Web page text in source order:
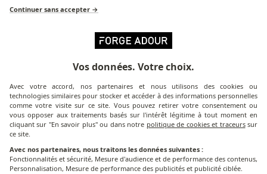
Welke bakplaatis geschikt voor jou?
Ontdek de kookoplossing die bij jou past !!
DOE DE QUIZ!
Continuer sans accepter →
Vos données. Votre choix.
Avec votre accord, nos partenaires et nous utilisons des cookies ou
technologies similaires pour stocker et accéder à des informations personnelles
comme votre visite sur ce site. Vous pouvez retirer votre consentement ou
vous opposer aux traitements basés sur l'intérêt légitime à tout moment en
cliquant sur "En savoir plus" ou dans notre politique de cookies et traceurssur
ce site.
Avec nos partenaires, nous traitons les données suivantes :
Fonctionnalités et sécurité, Mesure d'audience et de performance des contenus,
Personnalisation, Mesure de performance des publicités et publicité ciblée.